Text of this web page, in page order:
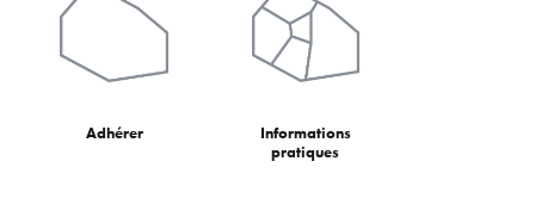
Adhérer
Informations
pratiques